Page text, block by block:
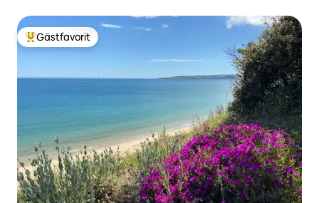
Populär gästfavorit
Gästfavorit